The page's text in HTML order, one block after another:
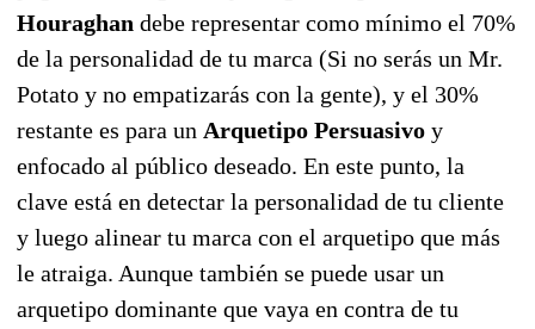
Houraghan debe representar como mínimo el 70%
de la personalidad de tu marca (Si no serás un Mr.
Potato y no empatizarás con la gente), y el 30%
restante es para un Arquetipo Persuasivo y
enfocado al público deseado. En este punto, la
clave está en detectar la personalidad de tu cliente
y luego alinear tu marca con el arquetipo que más
le atraiga. Aunque también se puede usar un
arquetipo dominante que vaya en contra de tu